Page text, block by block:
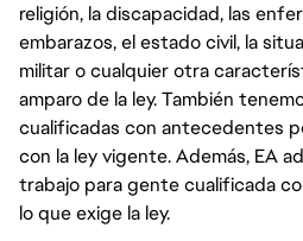
religión, la discapacidad, las
embarazos, el estado civil, la
militar o cualquier otra
amparo de la ley. También
cualificadas con antecedentes
con la ley vigente. Además, EA
trabajo para gente cualificada
lo que exige la ley.